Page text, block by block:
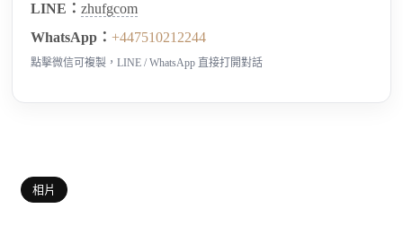
LINE：zhufgcom
WhatsApp：+447510212244
點擊微信可複製，LINE / WhatsApp 直接打開對話
相片